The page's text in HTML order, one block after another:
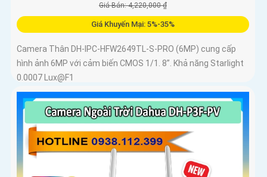
Giá Bán: 4,220,000 ₫
Giá Khuyến Mại: 5%-35%
Camera Thân DH-IPC-HFW2649TL-S-PRO (6MP) cung cấp
hình ảnh 6MP với cảm biến CMOS 1/1. 8”. Khả năng Starlight
0.0007 Lux@F1